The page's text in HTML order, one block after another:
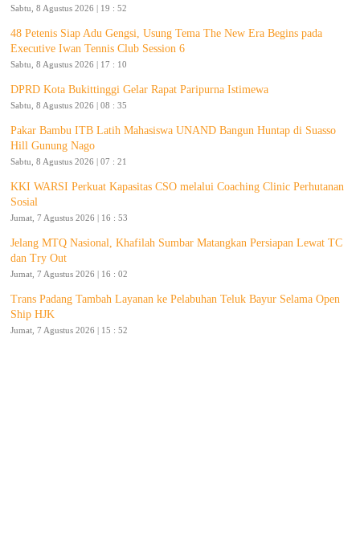
Sabtu, 8 Agustus 2026 | 19 : 52
48 Petenis Siap Adu Gengsi, Usung Tema The New Era Begins pada
Executive Iwan Tennis Club Session 6
Sabtu, 8 Agustus 2026 | 17 : 10
DPRD Kota Bukittinggi Gelar Rapat Paripurna Istimewa
Sabtu, 8 Agustus 2026 | 08 : 35
Pakar Bambu ITB Latih Mahasiswa UNAND Bangun Huntap di Suasso
Hill Gunung Nago
Sabtu, 8 Agustus 2026 | 07 : 21
KKI WARSI Perkuat Kapasitas CSO melalui Coaching Clinic Perhutanan
Sosial
Jumat, 7 Agustus 2026 | 16 : 53
Jelang MTQ Nasional, Khafilah Sumbar Matangkan Persiapan Lewat TC
dan Try Out
Jumat, 7 Agustus 2026 | 16 : 02
Trans Padang Tambah Layanan ke Pelabuhan Teluk Bayur Selama Open
Ship HJK
Jumat, 7 Agustus 2026 | 15 : 52